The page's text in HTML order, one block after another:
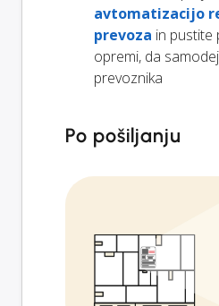
avtomatizacijo
prevoza in pustite
opremi, da
prevoznika
Po pošiljanju